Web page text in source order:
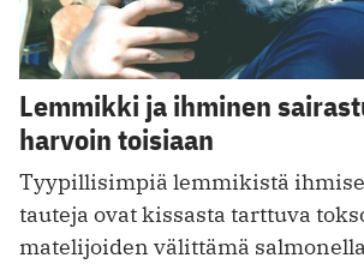
Lemmikki ja ihminen
harvoin toisiaan
Tyypillisimpiä lemmikistä
tauteja ovat kissasta tarttuva
matelijoiden välittämä